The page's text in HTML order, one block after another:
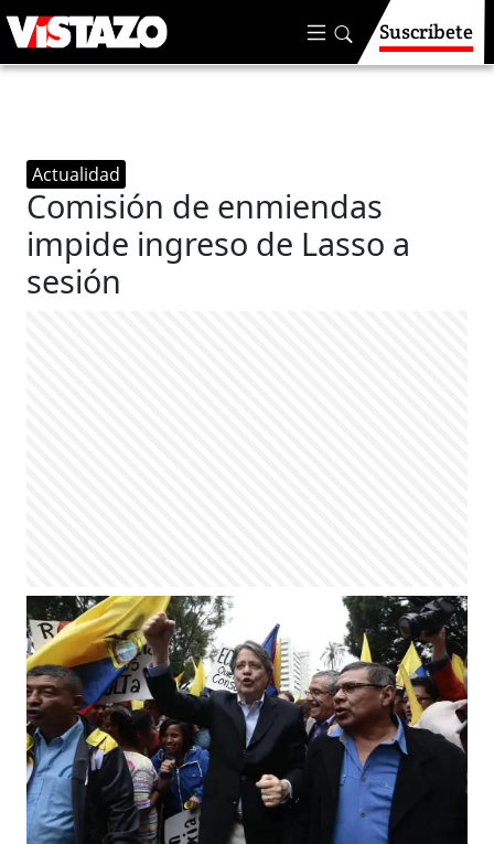
Suscríbete
Actualidad
Comisión de enmiendas
impide ingreso de Lasso a
sesión